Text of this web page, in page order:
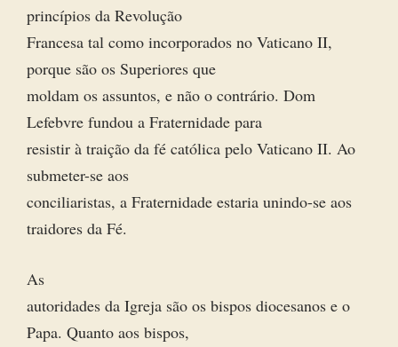
princípios da Revolução
Francesa tal como incorporados no Vaticano II,
porque são os Superiores que
moldam os assuntos, e não o contrário. Dom
Lefebvre fundou a Fraternidade para
resistir à traição da fé católica pelo Vaticano II. Ao
submeter-se aos
conciliaristas, a Fraternidade estaria unindo-se aos
traidores da Fé.
As
autoridades da Igreja são os bispos diocesanos e o
Papa. Quanto aos bispos,